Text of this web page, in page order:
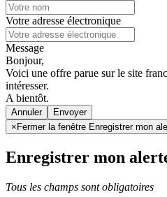
Votre adresse électronique
Message
Bonjour,
Voici une offre parue sur le site
intéresser.
A bientôt.
Annuler
× Fermer la fenêtre Enregistrer mon
Enregistrer mon
Tous les champs sont obligatoires